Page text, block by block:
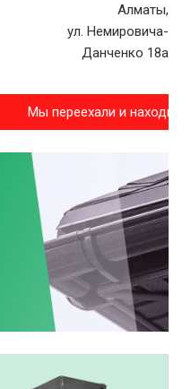
Алматы,
ул. Немировича-
Данченко 18а
Мы переехали и